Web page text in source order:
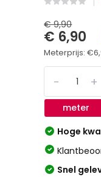
€ 9,90
€ 6,90
Meterprijs:
+
-
meter
Hoge
Snel